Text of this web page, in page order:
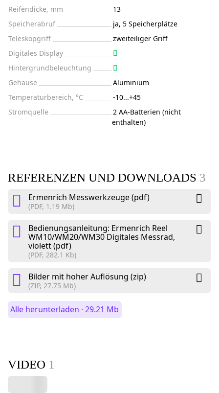
Reifendicke, mm
13
Speicherabruf
ja, 5 Speicherplätze
Teleskopgriff
zweiteiliger Griff
Digitales Display
Hintergrundbeleuchtung
Gehäuse
Aluminium
Temperaturbereich, °C
-10...+45
Stromquelle
2 AA-Batterien (nicht
enthalten)
REFERENZEN UND DOWNLOADS 3
Ermenrich Messwerkzeuge (pdf)
(PDF, 1.19 Mb)
Bedienungsanleitung: Ermenrich Reel
WM10/WM20/WM30 Digitales Messrad,
violett (pdf)
(PDF, 282.1 Kb)
Bilder mit hoher Auflösung (zip)
(ZIP, 27.75 Mb)
Alle herunterladen · 29.21 Mb
VIDEO 1